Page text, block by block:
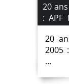
20
: APF
20
2005
...